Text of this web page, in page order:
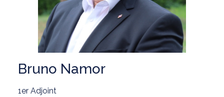
Bruno Namor
1er Adjoint